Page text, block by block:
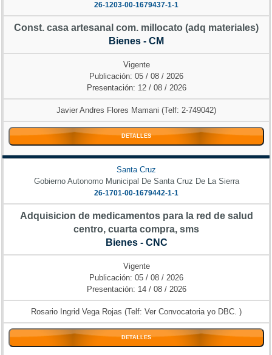
26-1203-00-1679437-1-1
Const. casa artesanal com. millocato (adq materiales)
Bienes - CM
Vigente
Publicación: 05 / 08 / 2026
Presentación: 12 / 08 / 2026
Javier Andres Flores Mamani (Telf: 2-749042)
DETALLES
Santa Cruz
Gobierno Autonomo Municipal De Santa Cruz De La Sierra
26-1701-00-1679442-1-1
Adquisicion de medicamentos para la red de salud
centro, cuarta compra, sms
Bienes - CNC
Vigente
Publicación: 05 / 08 / 2026
Presentación: 14 / 08 / 2026
Rosario Ingrid Vega Rojas (Telf: Ver Convocatoria yo DBC. )
DETALLES